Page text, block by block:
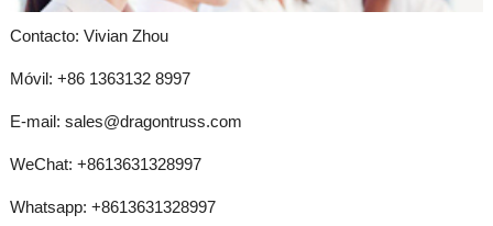
Contacto: Vivian Zhou
Móvil: +86 1363132 8997
E-mail: sales@dragontruss.com
WeChat: +8613631328997
Whatsapp: +8613631328997